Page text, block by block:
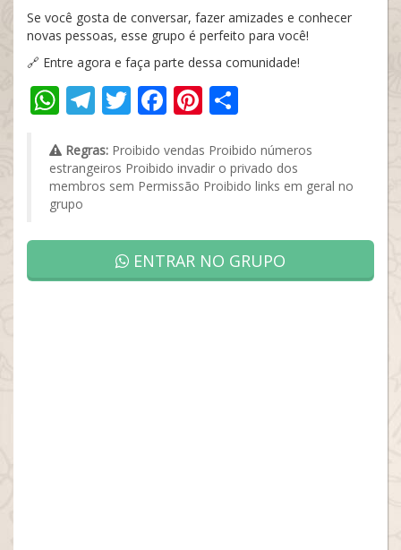
Se você gosta de conversar, fazer amizades e conhecer
novas pessoas, esse grupo é perfeito para você!
🔗 Entre agora e faça parte dessa comunidade!
WhatsApp
Telegram
Twitter
Facebook
Pinterest
Regras: Proibido vendas Proibido números
estrangeiros Proibido invadir o privado dos
membros sem Permissão Proibido links em geral no
grupo
ENTRAR NO GRUPO